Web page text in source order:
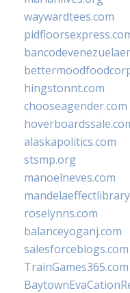
waywardtees.com
hingstonnt.com
chooseagender.com
alaskapolitics.com
stsmp.org
manoelneves.com
roselynns.com
balanceyoganj.com
salesforceblogs.com
TrainGames365.com